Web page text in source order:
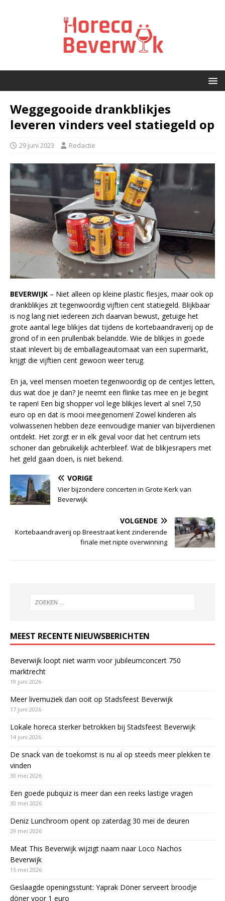
Weggegooide drankblikjes
leveren vinders veel statiegeld op
29 juni 2023 Redactie
BEVERWIJK – Niet alleen op kleine plastic flesjes, maar ook op
drankblikjes zit tegenwoordig vijftien cent statiegeld. Blijkbaar
is nog lang niet iedereen zich daarvan bewust, getuige het
grote aantal lege blikjes dat tijdens de kortebaandraverij op de
grond of in een prullenbak belandde. Wie de blikjes in goede
staat inlevert bij de emballageautomaat van een supermarkt,
krijgt die vijftien cent gewoon weer terug.
En ja, veel mensen moeten tegenwoordig op de centjes letten,
dus wat doe je dan? Je neemt een flinke tas mee en je begint
te rapen! Een big shopper vol lege blikjes levert al snel 7,50
euro op en dat is mooi meegenomen! Zowel kinderen als
volwassenen hebben deze eenvoudige manier van bijverdienen
ontdekt. Het zorgt er in elk geval voor dat het centrum iets
schoner dan gebruikelijk achterbleef. Wat de blikjesrapers met
het geld gaan doen, is niet bekend.
VORIGE
Vier bijzondere concerten in Grote Kerk van
Beverwijk
VOLGENDE
Kortebaandraverij op Breestraat kent zinderende
finale met nipte overwinning
MEEST RECENTE NIEUWSBERICHTEN
Beverwijk loopt niet warm voor jubileumconcert 750
marktrecht
19 juni 2026
Meer livemuziek dan ooit op Stadsfeest Beverwijk
17 juni 2026
Lokale horeca sterker betrokken bij Stadsfeest Beverwijk
14 juni 2026
De snack van de toekomst is nu al op steeds meer plekken te
vinden
30 mei 2026
Een goede pubquiz is meer dan een reeks lastige vragen
30 mei 2026
Deniz Lunchroom opent op zaterdag 30 mei de deuren
29 mei 2026
Meat This Beverwijk wijzigt naam naar Loco Nachos
Beverwijk
15 mei 2026
Geslaagde openingsstunt: Yaprak Döner serveert broodje
döner voor 1 euro